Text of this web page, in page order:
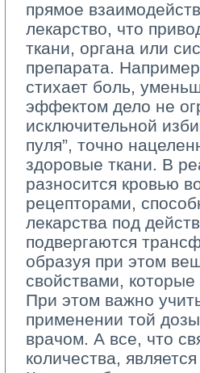
прямое
лекарство, что
ткани, органа или
препарата.
стихает боль,
эффектом дело не
исключительной
пуля”, точно
здоровые ткани. В
разносится кровью
рецепторами,
лекарства под
подвергаются
образуя при этом
свойствами,
При этом важно
применении той
врачом. А все, что
количества,